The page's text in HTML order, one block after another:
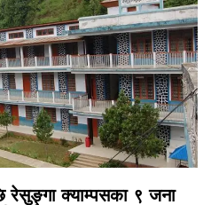
रेसुङ्गा क्याम्पसका ९ जना